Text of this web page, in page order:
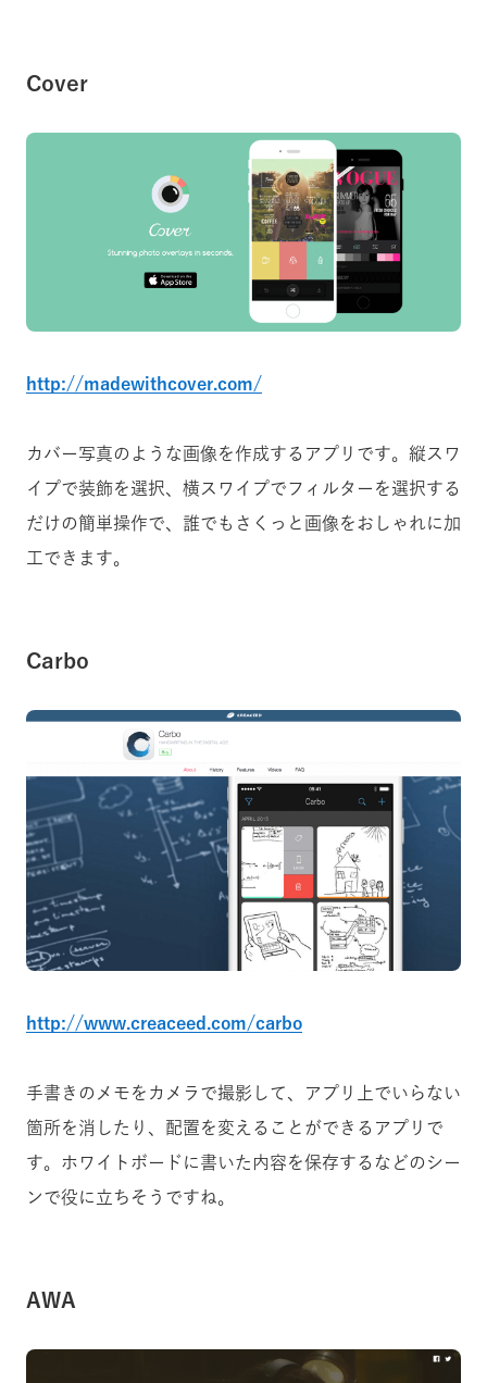
Cover
http://madewithcover.com/
カバー写真のような画像を作成するアプリです。縦スワ
イプで装飾を選択、横スワイプでフィルターを選択する
だけの簡単操作で、誰でもさくっと画像をおしゃれに加
工できます。
Carbo
http://www.creaceed.com/carbo
手書きのメモをカメラで撮影して、アプリ上でいらない
箇所を消したり、配置を変えることができるアプリで
す。ホワイトボードに書いた内容を保存するなどのシー
ンで役に立ちそうですね。
AWA